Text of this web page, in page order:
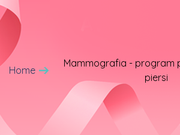
Home
Mammografia - program
piersi